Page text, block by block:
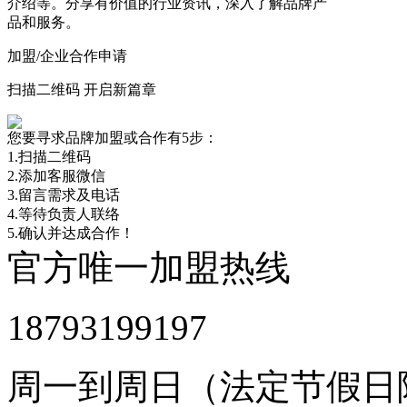
品和服务。
加盟/企业合作申请
扫描二维码 开启新篇章
您要寻求品牌加盟或合作有5步：
1.扫描二维码
2.添加客服微信
3.留言需求及电话
4.等待负责人联络
5.确认并达成合作！
官方唯一加盟热线
18793199197
周一到周日（法定节假